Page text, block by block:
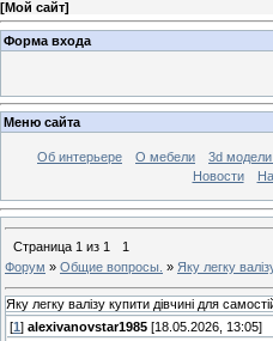
[Мой сайт]
Форма входа
Меню сайта
Об интерьере О мебели 3d
Новости
Страница 1 из 1
1
Форум » Общие вопросы. » Яку легку
Яку легку валізу купити дівчині для
[1 ] alexivanovstar1985 [18.05.2026, 13:05]